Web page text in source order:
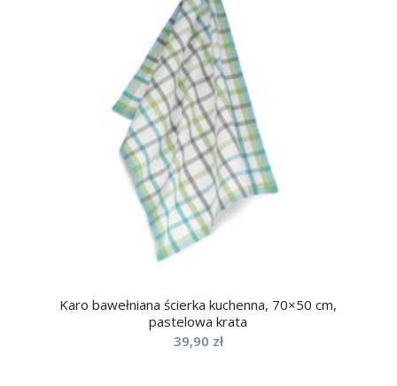
Karo bawełniana ścierka kuchenna, 70×50 cm,
pastelowa krata
39,90 zł